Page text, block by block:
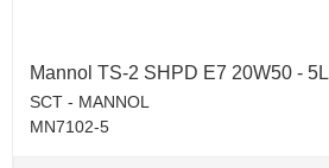
Mannol TS-2 SHPD E7 20W50 - 5L
SCT - MANNOL
MN7102-5